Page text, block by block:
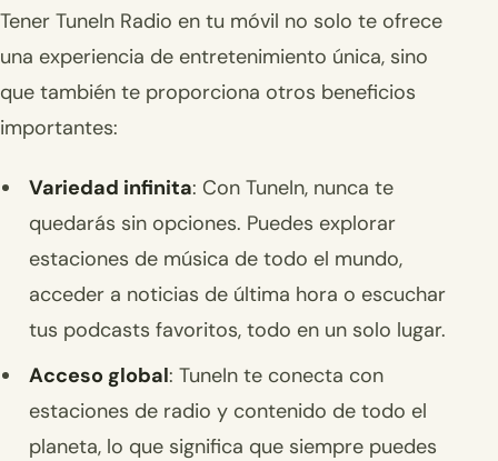
Tener TuneIn Radio en tu móvil no solo te ofrece
una experiencia de entretenimiento única, sino
que también te proporciona otros beneficios
importantes:
Variedad infinita: Con TuneIn, nunca te
quedarás sin opciones. Puedes explorar
estaciones de música de todo el mundo,
acceder a noticias de última hora o escuchar
tus podcasts favoritos, todo en un solo lugar.
Acceso global: TuneIn te conecta con
estaciones de radio y contenido de todo el
planeta, lo que significa que siempre puedes